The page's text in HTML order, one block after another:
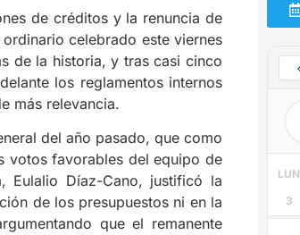
de créditos y la renuncia de
celebrado este viernes
de la historia, y tras casi cinco
los reglamentos internos
más relevancia.
del año pasado, que como
votos favorables del equipo de
Eulalio Díaz-Cano, justificó la
de los presupuestos ni en la
que el remanente
LUN
3